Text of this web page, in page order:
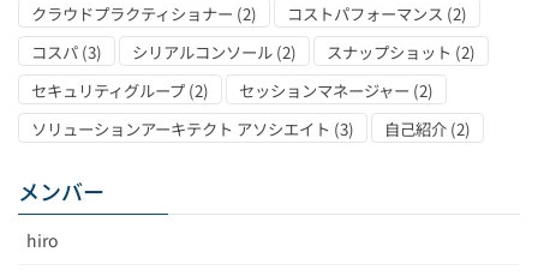
クラウドプラクティショナー (2) コストパフォーマンス (2)
コスパ (3) シリアルコンソール (2) スナップショット (2)
セキュリティグループ (2) セッションマネージャー (2)
ソリューションアーキテクト アソシエイト (3) 自己紹介 (2)
メンバー
hiro